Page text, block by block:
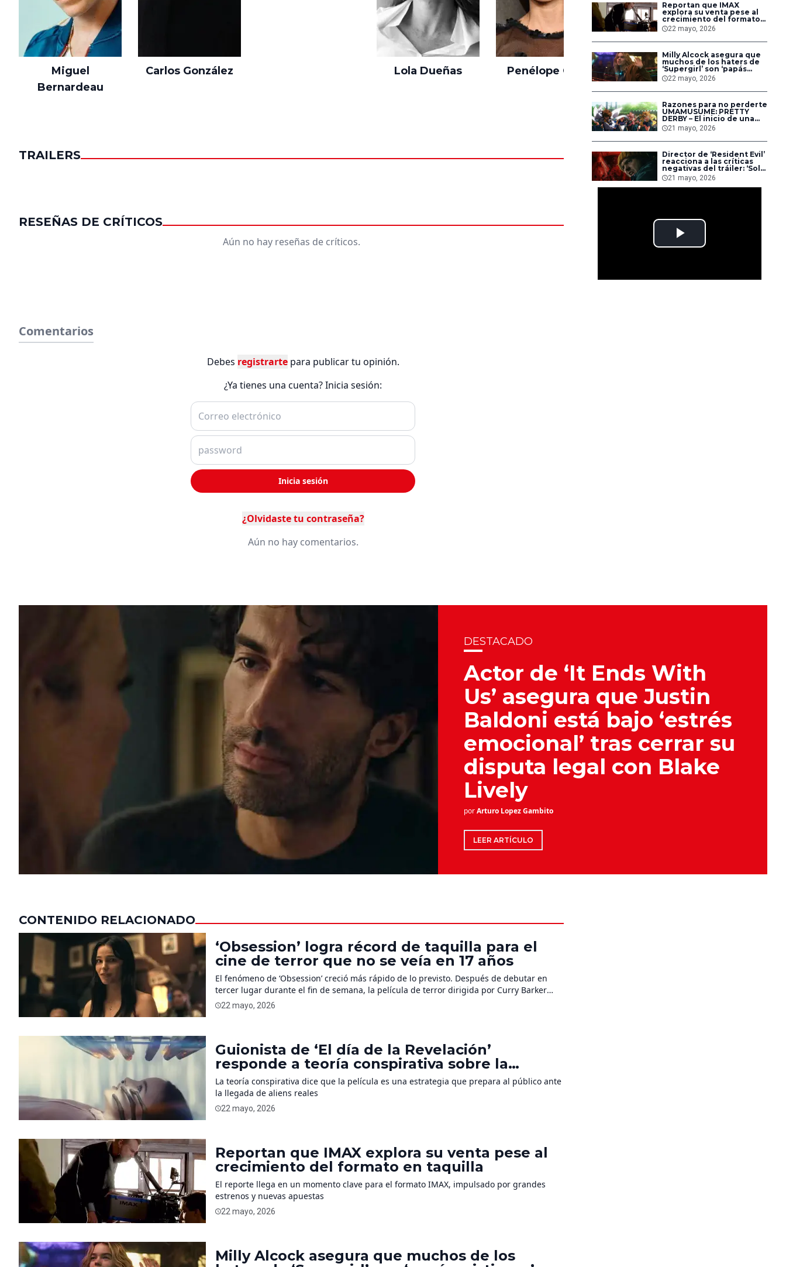
Miguel
Bernardeau
Carlos González Lola Dueñas Penélope Cruz Glenn Close
TRAILERS
RESEÑAS DE CRÍTICOS
Aún no hay reseñas de críticos.
Reportan que IMAX
explora su venta pese al
crecimiento del formato
en taquilla
22 mayo, 2026
Milly Alcock asegura que
muchos de los haters de
‘Supergirl’ son ‘papás
cristianos’
22 mayo, 2026
Razones para no perderte
UMAMUSUME: PRETTY
DERBY – El inicio de una
nueva era
21 mayo, 2026
Director de ‘Resident Evil’
reacciona a las críticas
negativas del tráiler: ‘Solo
quieren ver a los
personajes de los
videojuegos’
21 mayo, 2026
Comentarios
Debes registrartepara publicar tu opinión.
¿Ya tienes una cuenta? Inicia sesión:
Inicia sesión
¿Olvidaste tu contraseña?
Aún no hay comentarios.
DESTACADO
Actor de ‘It Ends With
Us’ asegura que Justin
Baldoni está bajo ‘estrés
emocional’ tras cerrar su
disputa legal con Blake
Lively
porArturo Lopez Gambito
LEER ARTÍCULO
CONTENIDO RELACIONADO
‘Obsession’ logra récord de taquilla para el
cine de terror que no se veía en 17 años
El fenómeno de ‘Obsession’ creció más rápido de lo previsto. Después de debutar en
tercer lugar durante el fin de semana, la película de terror dirigida por Curry Barker
aprovechó el boca en boca para escalar entre semana y marcar un dato inusual para
una producción de presupuesto mínimo frente a títulos mucho más grandes […]
22 mayo, 2026
Guionista de ‘El día de la Revelación’
responde a teoría conspirativa sobre la
película de Steven Spielberg y los aliens
La teoría conspirativa dice que la película es una estrategia que prepara al público ante
la llegada de aliens reales
22 mayo, 2026
Reportan que IMAX explora su venta pese al
crecimiento del formato en taquilla
El reporte llega en un momento clave para el formato IMAX, impulsado por grandes
estrenos y nuevas apuestas
22 mayo, 2026
Milly Alcock asegura que muchos de los